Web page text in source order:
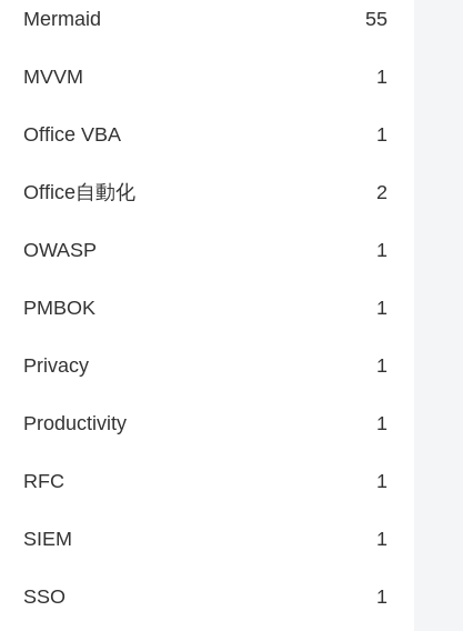
Mermaid 55
MVVM 1
Office VBA 1
Office自動化 2
OWASP 1
PMBOK 1
Privacy 1
Productivity 1
RFC 1
SIEM 1
SSO 1